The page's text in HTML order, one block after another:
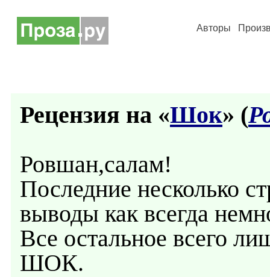
Авторы
Рецензия на «Шок» (
Ровшан,салам!
Последние несколько
выводы как всегда
Все остальное всего
ШОК.